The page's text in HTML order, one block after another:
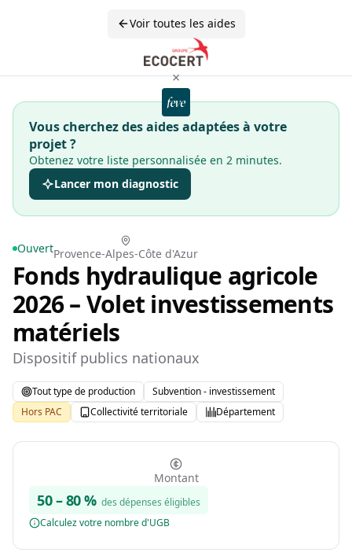
Voir toutes les aides
×
Vous cherchez des aides adaptées à votre
projet ?
Obtenez votre liste personnalisée en 2 minutes.
Lancer mon diagnostic
OuvertProvence-Alpes-Côte d'Azur
Fonds hydraulique agricole
2026 – Volet investissements
matériels
Dispositif publics nationaux
Tout type de production
Subvention - investissement
Hors PAC
Collectivité territoriale Département
Montant
50–80% des dépenses éligibles
Calculez votre nombre d'UGB